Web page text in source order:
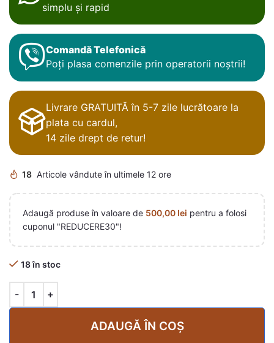
simplu și rapid
Comandă Telefonică
Poți plasa comenzile prin operatorii noștrii!
Livrare GRATUITĂ în 5-7 zile lucrătoare la
plata cu cardul,
14 zile drept de retur!
18 Articole vândute în ultimele 12 ore
Adaugă produse în valoare de 500,00 lei pentru a folosi
cuponul "REDUCERE30"!
18 în stoc
ADAUGĂ ÎN COȘ